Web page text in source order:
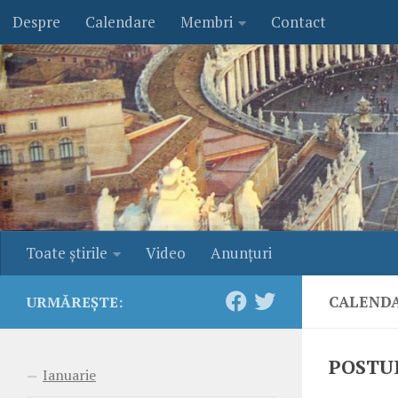
Skip to content
Despre Calendare Membri Contact
Toate ştirile Video Anunţuri
URMĂREȘTE:
Ianuarie